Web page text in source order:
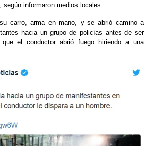
según informaron medios locales.
carro, arma en mano, y se abrió camino a
hacia un grupo de policías antes de ser
el conductor abrió fuego hiriendo a una